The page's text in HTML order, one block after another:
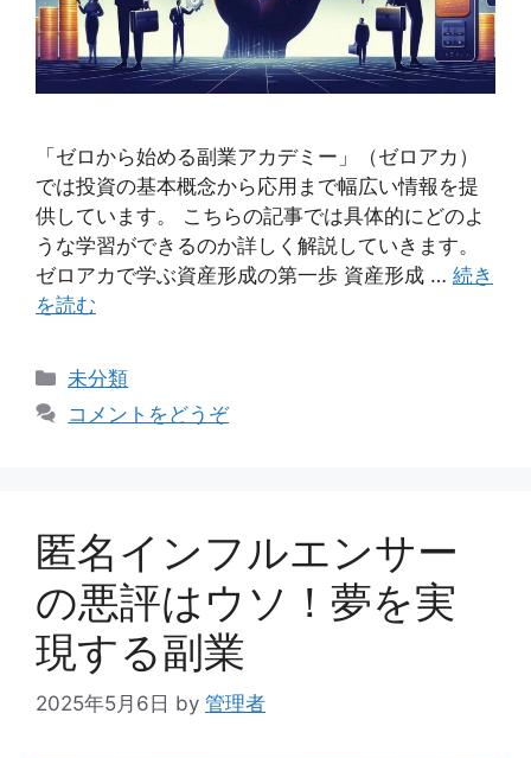
「ゼロから始める副業アカデミー」（ゼロアカ）
では投資の基本概念から応用まで幅広い情報を提
供しています。 こちらの記事では具体的にどのよ
うな学習ができるのか詳しく解説していきます。
ゼロアカで学ぶ資産形成の第一歩 資産形成 … 続き
を読む
カ
未分類
コメントをどうぞ
匿名インフルエンサー
の悪評はウソ！夢を実
現する副業
2025年5月6日 by 管理者